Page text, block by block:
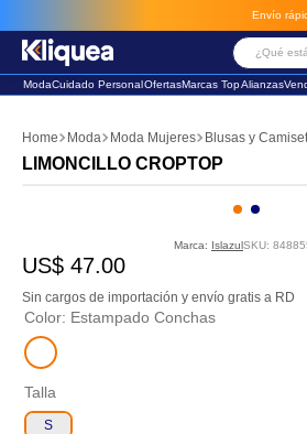
Envío rápido,
¿Qué
ModaCuidado PersonalOfertasMarcas TopAlianzas
Moda Moda Mujeres Blusas y
LIMONCILLO CROPTOP
Marca: IslazulSKU:
US$ 47.00
Sin cargos de importación y envío gratis a RD
Color: Estampado Conchas
Talla
S